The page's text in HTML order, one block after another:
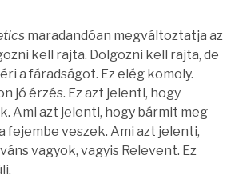
maradandóan megváltoztatja az
kell rajta. Dolgozni kell rajta, de
a fáradságot. Ez elég komoly.
jó érzés. Ez azt jelenti, hogy
Ami azt jelenti, hogy bármit meg
fejembe veszek. Ami azt jelenti,
vagyok, vagyis Relevent. Ez